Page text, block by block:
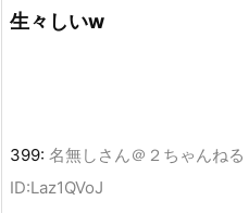
生々しいw
399: 名無しさん＠２ちゃんねる
ID:Laz1QVoJ